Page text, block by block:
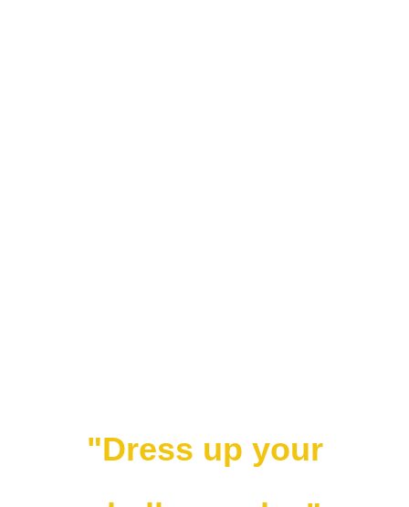
"Dress up your